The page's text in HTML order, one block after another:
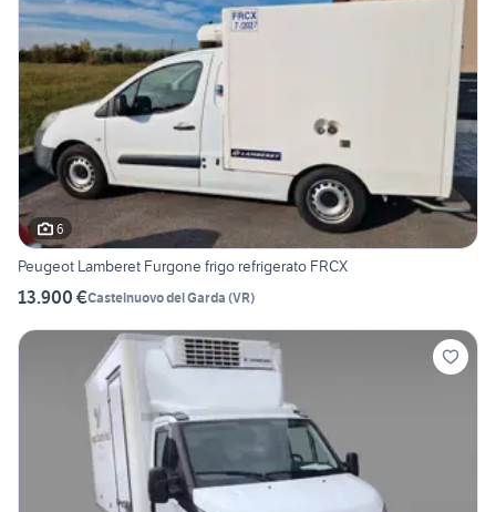
6
Peugeot Lamberet Furgone frigo refrigerato FRCX
13.900 €Castelnuovo del Garda (VR)